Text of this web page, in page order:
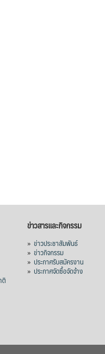
ติ
ข่าวสารและกิจกรรม
»ข่าวประชาสัมพันธ์
»ข่าวกิจกรรม
»ประกาศรับสมัครงาน
»ประกาศจัดซื้อจัดจ้าง